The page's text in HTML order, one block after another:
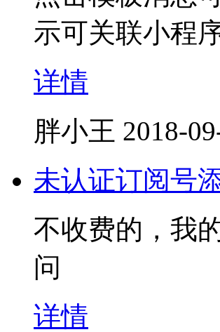
示可关联小程
详情
胖小王 2018-
未认证订阅号
不收费的，我
问
详情